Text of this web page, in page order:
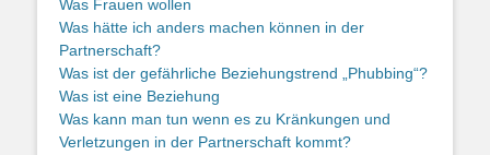
Was Frauen wollen
Was hätte ich anders machen können in der
Partnerschaft?
Was ist der gefährliche Beziehungstrend „Phubbing“?
Was ist eine Beziehung
Was kann man tun wenn es zu Kränkungen und
Verletzungen in der Partnerschaft kommt?